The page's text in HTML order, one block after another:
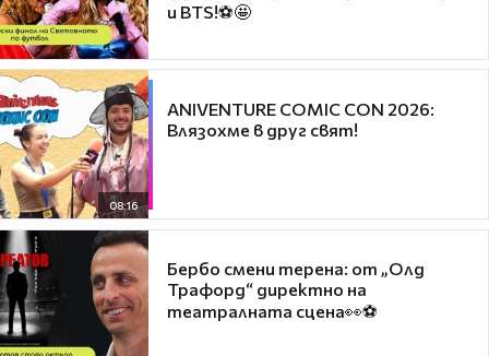
и BTS!⚽🤩
08:16
ANIVENTURE COMIC CON 2026:
Влязохме в друг свят!
Бербо смени терена: от „Олд
Трафорд“ директно на
театралната сцена👀⚽